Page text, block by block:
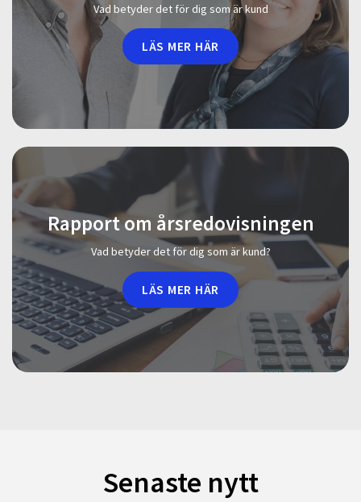
Vad betyder det för dig som är kund
LÄS MER HÄR
Rapport om årsredovisningen
Vad betyder det för dig som är kund?
LÄS MER HÄR
Senaste nytt